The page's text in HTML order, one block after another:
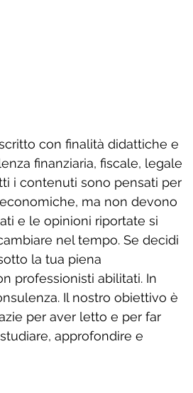
con finalità didattiche e
finanziaria, fiscale, legale
i contenuti sono pensati per
ma non devono
e le opinioni riportate si
nel tempo. Se decidi
la tua piena
professionisti abilitati. In
Il nostro obiettivo è
per aver letto e per far
approfondire e